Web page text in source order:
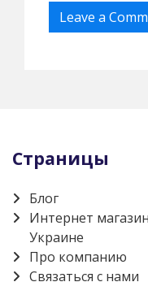
Страницы
Блог
Интернет
Украине
Про компанию
Связаться с нами